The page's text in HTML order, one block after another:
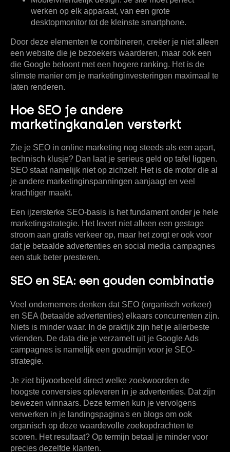
werken op elk apparaat, van een grote
desktopmonitor tot de kleinste smartphone.
Door deze elementen te combineren, creëer je niet alleen
een website die je bezoekers waarderen, maar ook een
die Google beloont met een hogere ranking. Het is de
slimste manier om je marketinginvesteringen maximaal te
laten renderen.
Hoe SEO je andere
marketingkanalen versterkt
Zie je SEO in online marketing nog steeds als een apart,
technisch klusje? Dan laat je serieus geld op tafel liggen.
SEO staat namelijk niet op zichzelf. Het is de motor die al
je andere marketinginspanningen aanjaagt en veel
krachtiger maakt.
Een ijzersterke SEO-basis is het fundament onder je hele
marketingstrategie. Het levert niet alleen een gestage
stroom aan gratis verkeer op, maar het zorgt er ook voor
dat je betaalde advertenties en social media campagnes
een stuk beter presteren.
SEO en SEA: een gouden combinatie
Veel ondernemers denken dat SEO (organisch verkeer)
en SEA (betaalde advertenties) elkaars concurrenten zijn.
Niets is minder waar. In de praktijk zijn het je allerbeste
vrienden. De data die je verzamelt uit je Google Ads
campagnes is namelijk een goudmijn voor je SEO-
strategie.
Je ziet bijvoorbeeld direct welke zoekwoorden de
hoogste conversies opleveren in je advertenties. Dat zijn
bewezen winnaars. Deze termen kun je vervolgens
verwerken in je landingspagina's en blogs om ook
organisch op deze waardevolle zoekopdrachten te
scoren. Het resultaat? Op termijn betaal je minder voor
precies dezelfde klanten.